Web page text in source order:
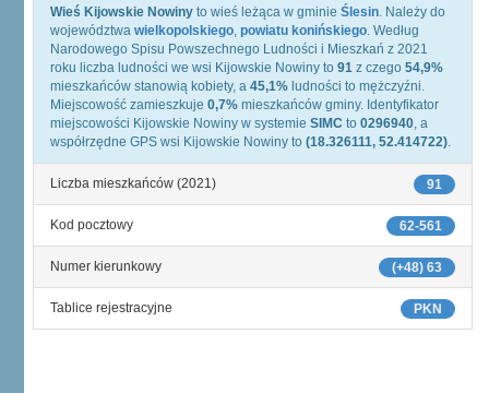
Wieś Kijowskie Nowiny to wieś leżąca w gminie Ślesin. Należy do
województwa wielkopolskiego, powiatu konińskiego. Według
Narodowego Spisu Powszechnego Ludności i Mieszkań z 2021
roku liczba ludności we wsi Kijowskie Nowiny to 91 z czego 54,9%
mieszkańców stanowią kobiety, a 45,1% ludności to mężczyźni.
Miejscowość zamieszkuje 0,7% mieszkańców gminy. Identyfikator
miejscowości Kijowskie Nowiny w systemie SIMC to 0296940, a
współrzędne GPS wsi Kijowskie Nowiny to (18.326111, 52.414722).
91
Liczba mieszkańców (2021)
62-561
Kod pocztowy
(+48) 63
Numer kierunkowy
PKN
Tablice rejestracyjne